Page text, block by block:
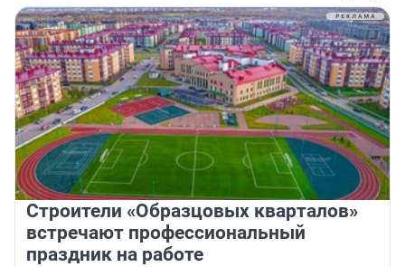
Строители «Образцовых кварталов»
встречают профессиональный
праздник на работе